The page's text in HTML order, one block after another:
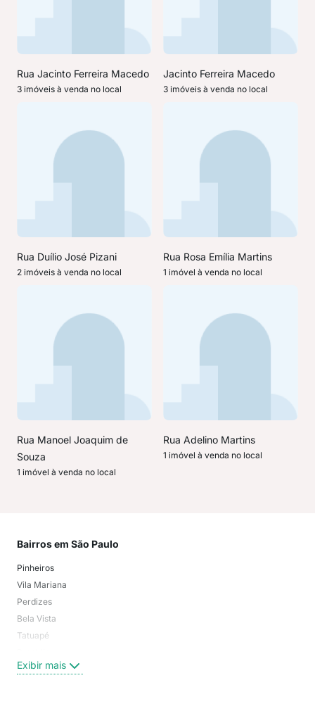
Rua Jacinto Ferreira Macedo
3 imóveis à venda no local
Jacinto Ferreira Macedo
3 imóveis à venda no local
Rua Duílio José Pizani
2 imóveis à venda no local
Rua Rosa Emília Martins
1 imóvel à venda no local
Rua Manoel Joaquim de
Souza
1 imóvel à venda no local
Rua Adelino Martins
1 imóvel à venda no local
Bairros em São Paulo
Pinheiros
Vila Mariana
Perdizes
Bela Vista
Tatuapé
Centro
Exibir mais